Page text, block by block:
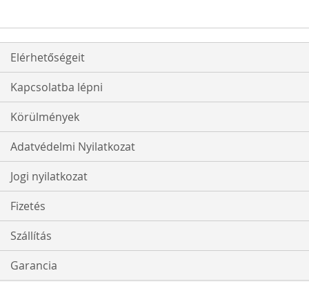
Elérhetőségeit
Kapcsolatba lépni
Körülmények
Adatvédelmi Nyilatkozat
Jogi nyilatkozat
Fizetés
Szállítás
Garancia